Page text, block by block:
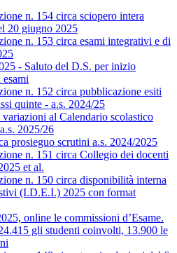
n. 154 circa sciopero intera
20 giugno 2025
n. 153 circa esami integrativi e di
- Saluto del D.S. per inizio
esami
n. 152 circa pubblicazione esiti
quinte - a.s. 2024/25
al Calendario scolastico
2025/26
prosieguo scrutini a.s. 2024/2025
n. 151 circa Collegio dei docenti
et al.
n. 150 circa disponibilità interna
(I.D.E.I.) 2025 con format
online le commissioni d’Esame.
gli studenti coinvolti, 13.900 le